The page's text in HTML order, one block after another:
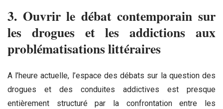
3. Ouvrir le débat contemporain sur
les drogues et les addictions aux
problématisations littéraires
A l’heure actuelle, l’espace des débats sur la question des
drogues et des conduites addictives est presque
entièrement structuré par la confrontation entre les